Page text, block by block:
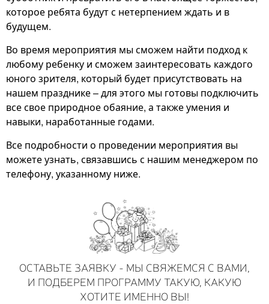
которое ребята будут с нетерпением ждать и в
будущем.
Во время мероприятия мы сможем найти подход к
любому ребенку и сможем заинтересовать каждого
юного зрителя, который будет присутствовать на
нашем празднике – для этого мы готовы подключить
все свое природное обаяние, а также умения и
навыки, наработанные годами.
Все подробности о проведении мероприятия вы
можете узнать, связавшись с нашим менеджером по
телефону, указанному ниже.
ОСТАВЬТЕ ЗАЯВКУ - МЫ СВЯЖЕМСЯ С ВАМИ,
И ПОДБЕРЕМ ПРОГРАММУ ТАКУЮ, КАКУЮ
ХОТИТЕ ИМЕННО ВЫ!